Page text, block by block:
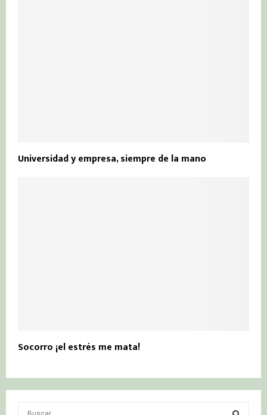
Universidad y empresa, siempre de la mano
Socorro ¡el estrés me mata!